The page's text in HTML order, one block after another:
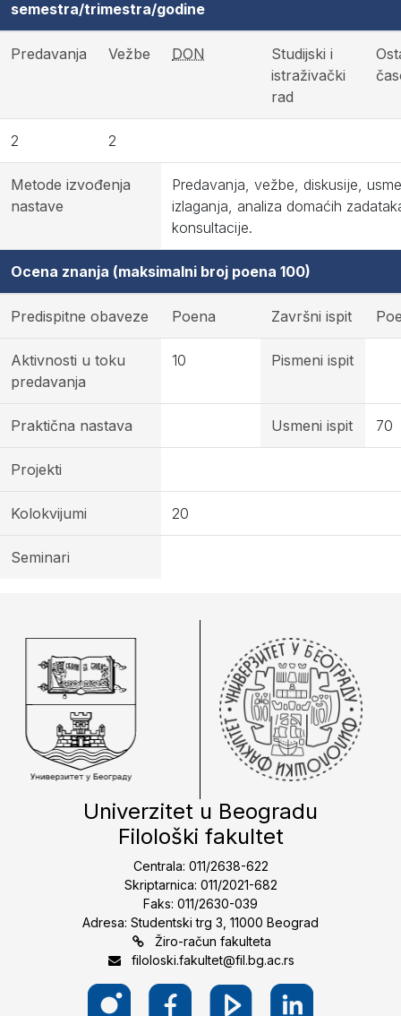
semestra/trimestra/godine
Predavanja Vežbe DON
Studijski i
istraživački
rad
2 2
Metode izvođenja
nastave
Predavanja, vežbe, diskusije,
izlaganja, analiza domaćih
konsultacije.
Ocena znanja (maksimalni broj poena 100)
Predispitne obaveze Poena Završni ispit
Aktivnosti u toku
predavanja
10 Pismeni ispit
Praktična nastava Usmeni ispit 70
Projekti
Kolokvijumi 20
Seminari
Univerzitet u Beogradu
Filološki fakultet
Centrala: 011/2638-622
Skriptarnica: 011/2021-682
Faks: 011/2630-039
Adresa: Studentski trg 3, 11000 Beograd
Žiro-račun fakulteta
filoloski.fakultet@fil.bg.ac.rs